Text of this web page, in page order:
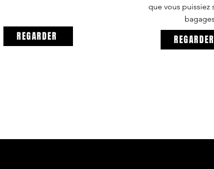
REGARDER
que vous puissiez
bagages
REGARDER